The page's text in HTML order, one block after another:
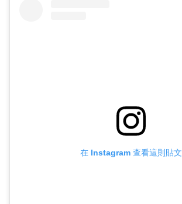
在 Instagram 查看這則貼文